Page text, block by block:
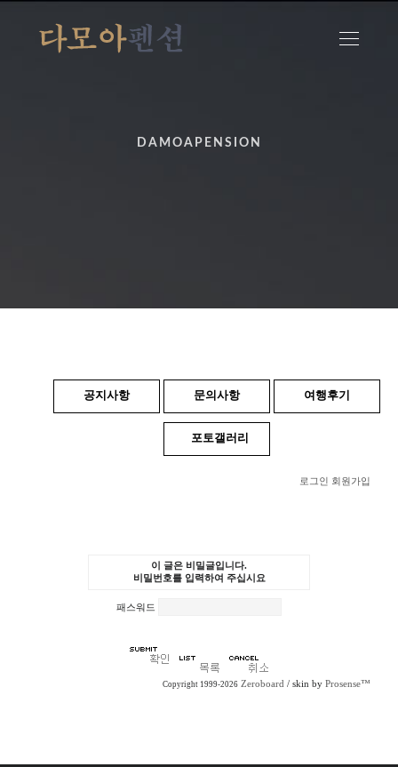
DAMOAPENSION
공지사항 문의사항 여행후기
포토갤러리
로그인 회원가입
이 글은 비밀글입니다.
비밀번호를 입력하여 주십시요
패스워드
Copyright 1999-2026 Zeroboard / skin by Prosense™